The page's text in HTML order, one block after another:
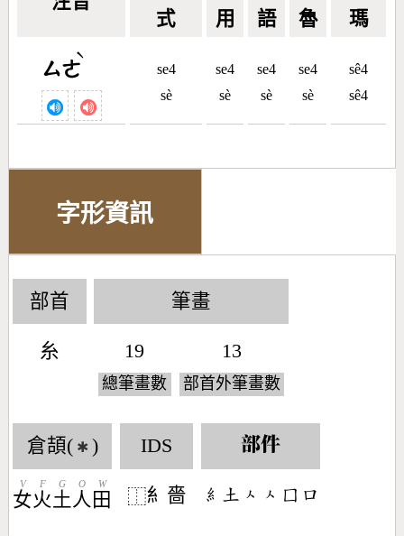
式 用 語 魯 瑪
ㄙㄜ
ˋ
se4
sè
se4
sè
se4
sè
se4
sè
sê4
sê4
字形資訊
部首
糸
筆畫
19
總筆畫數
13
部首外筆畫數
倉頡( ✱ )
女
V
火
F
土
G
人
O
田
W
IDS
⿰糹嗇
部件
󶆠󶁢󶀮󶀮󶁷󶁶